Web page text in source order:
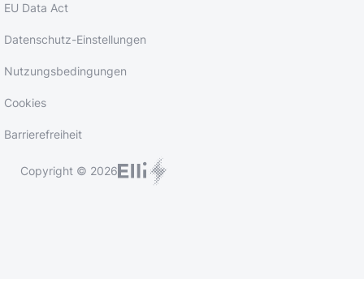
EU Data Act
Datenschutz-Einstellungen
Nutzungsbedingungen
Cookies
Barrierefreiheit
Copyright © 2026